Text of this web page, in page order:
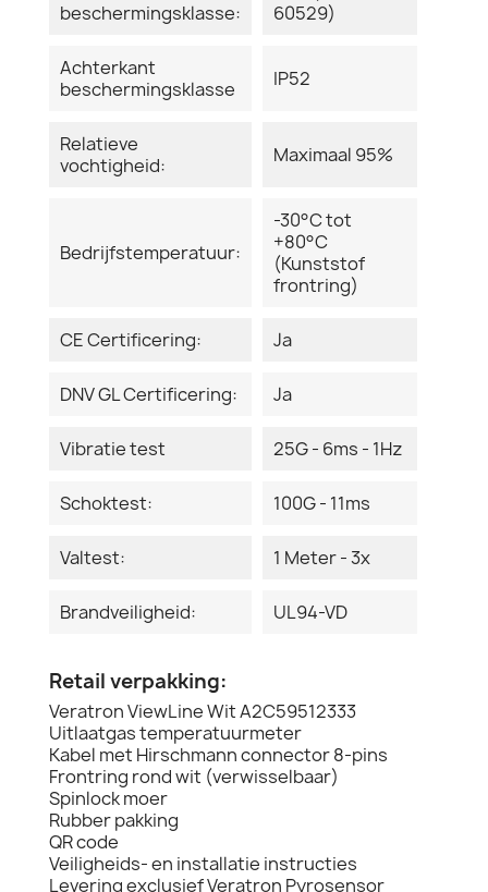
beschermingsklasse:
60529)
Achterkant
beschermingsklasse
IP52
Relatieve
vochtigheid:
Maximaal 95%
Bedrijfstemperatuur:
-30°C tot
+80°C
(Kunststof
frontring)
CE Certificering: Ja
DNV GL Certificering: Ja
Vibratie test 25G - 6ms - 1Hz
Schoktest: 100G - 11ms
Valtest: 1 Meter - 3x
Brandveiligheid: UL94-VD
Retail verpakking:
Veratron ViewLine Wit A2C59512333
Uitlaatgas temperatuurmeter
Kabel met Hirschmann connector 8-pins
Frontring rond wit (verwisselbaar)
Spinlock moer
Rubber pakking
QR code
Veiligheids- en installatie instructies
Levering exclusief Veratron Pyrosensor